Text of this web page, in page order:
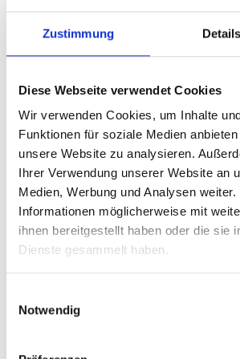
Zustimmung Details
Diese Webseite verwendet Cookies
Wir verwenden Cookies, um Inhalte
Funktionen für soziale Medien
unsere Website zu analysieren.
Ihrer Verwendung unserer Website an
Medien, Werbung und Analysen
Informationen möglicherweise mit
ihnen bereitgestellt haben oder die sie
Dienste gesammelt haben.
Notwendig
„Fundierte
treffen, um langfristigen
sichern – Kompetente
Prüfungsleistungen als
Erfolg.“
Christian Buschfort
Unsere „Assurance-Leistungen“
dem erfahrenen
Buschfort geleitet. Er verfügt
Jahren Erfahrung in der Prüfung
Fragestellungen und begleitet
Limited Assurance